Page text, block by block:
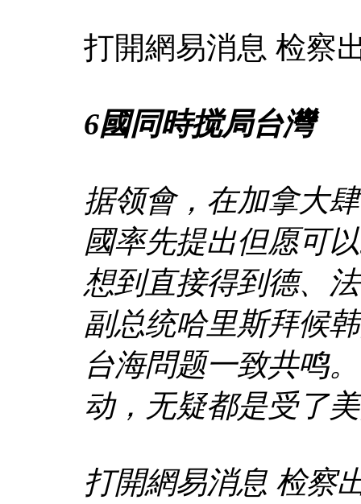
打開網易消息 检察
6國同時搅局台灣
据领會，在加拿大
國率先提出但愿可
想到直接得到德、
副总统哈里斯拜候
台海問题一致共鸣
动，无疑都是受了
打開網易消息 检察